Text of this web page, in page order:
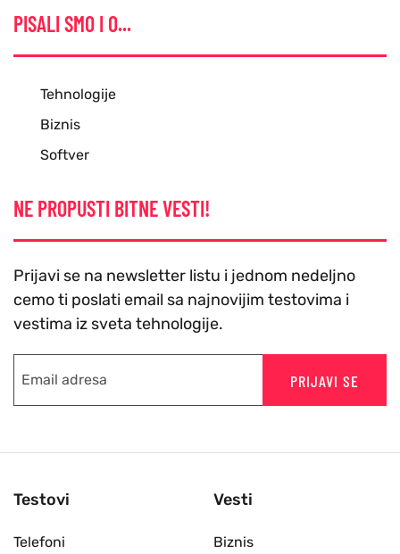
PISALI SMO I O...
Tehnologije
Biznis
Softver
NE PROPUSTI BITNE VESTI!
Prijavi se na newsletter listu i jednom nedeljno
cemo ti poslati email sa najnovijim testovima i
vestima iz sveta tehnologije.
PRIJAVI SE
Testovi
Telefoni
Vesti
Biznis